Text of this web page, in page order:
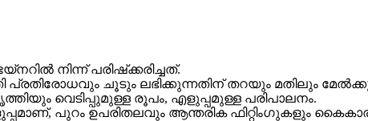
നിന്ന് പരിഷ്‌ക്കരിച്ചത്.
പ്രതിരോധവും ചൂടും ലഭിക്കുന്നതിന് തറയും മതിലും
വെടിപ്പുമുള്ള രൂപം, എളുപ്പമുള്ള പരിപാലനം.
പുറം ഉപരിതലവും ആന്തരിക ഫിറ്റിംഗുകളും